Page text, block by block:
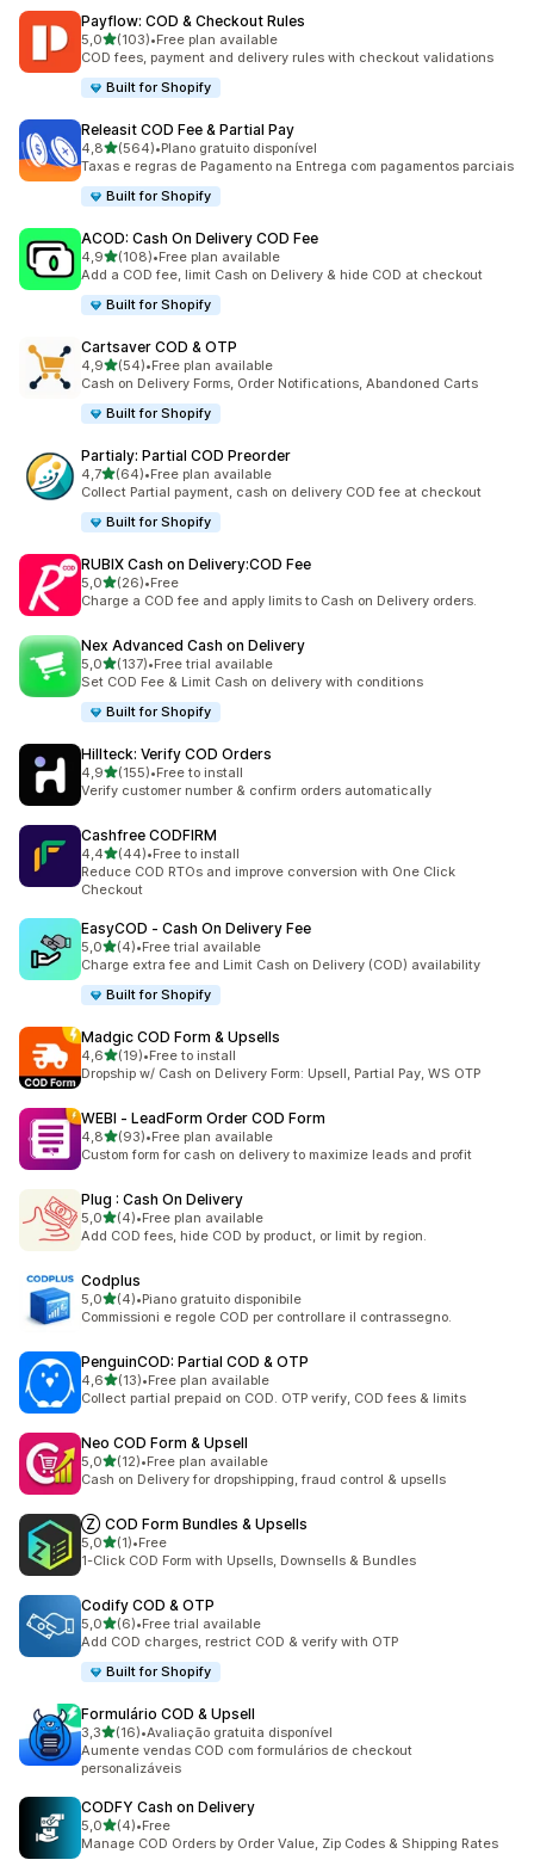
Payflow: COD & Checkout Rules
5,0de 5 estrelas
(103)
103 total de avaliações
•Free plan available
COD fees, payment and delivery rules with checkout validations
Built for Shopify
Releasit COD Fee & Partial Pay
4,8de 5 estrelas
(564)
564 total de avaliações
•Plano gratuito disponível
Taxas e regras de Pagamento na Entrega com pagamentos parciais
Built for Shopify
ACOD: Cash On Delivery COD Fee
4,9de 5 estrelas
(108)
108 total de avaliações
•Free plan available
Add a COD fee, limit Cash on Delivery & hide COD at checkout
Built for Shopify
Cartsaver COD & OTP
4,9de 5 estrelas
(54)
54 total de avaliações
•Free plan available
Cash on Delivery Forms, Order Notifications, Abandoned Carts
Built for Shopify
Partialy: Partial COD Preorder
4,7de 5 estrelas
(64)
64 total de avaliações
•Free plan available
Collect Partial payment, cash on delivery COD fee at checkout
Built for Shopify
RUBIX Cash on Delivery:COD Fee
5,0de 5 estrelas
(26)
26 total de avaliações
•Free
Charge a COD fee and apply limits to Cash on Delivery orders.
Nex Advanced Cash on Delivery
5,0de 5 estrelas
(137)
137 total de avaliações
•Free trial available
Set COD Fee & Limit Cash on delivery with conditions
Built for Shopify
Hillteck: Verify COD Orders
4,9de 5 estrelas
(155)
155 total de avaliações
•Free to install
Verify customer number & confirm orders automatically
Cashfree CODFIRM
4,4de 5 estrelas
(44)
44 total de avaliações
•Free to install
Reduce COD RTOs and improve conversion with One Click
Checkout
EasyCOD ‑ Cash On Delivery Fee
5,0de 5 estrelas
(4)
4 total de avaliações
•Free trial available
Charge extra fee and Limit Cash on Delivery (COD) availability
Built for Shopify
Madgic COD Form & Upsells
4,6de 5 estrelas
(19)
19 total de avaliações
•Free to install
Dropship w/ Cash on Delivery Form: Upsell, Partial Pay, WS OTP
WEBI ‑ LeadForm Order COD Form
4,8de 5 estrelas
(93)
93 total de avaliações
•Free plan available
Custom form for cash on delivery to maximize leads and profit
Plug : Cash On Delivery
5,0de 5 estrelas
(4)
4 total de avaliações
•Free plan available
Add COD fees, hide COD by product, or limit by region.
Codplus
5,0de 5 estrelas
(4)
4 total de avaliações
•Piano gratuito disponibile
Commissioni e regole COD per controllare il contrassegno.
PenguinCOD: Partial COD & OTP
4,6de 5 estrelas
(13)
13 total de avaliações
•Free plan available
Collect partial prepaid on COD. OTP verify, COD fees & limits
Neo COD Form & Upsell
5,0de 5 estrelas
(12)
12 total de avaliações
•Free plan available
Cash on Delivery for dropshipping, fraud control & upsells
Ⓩ COD Form Bundles & Upsells
5,0de 5 estrelas
(1)
1 total de avaliações
•Free
1-Click COD Form with Upsells, Downsells & Bundles
Codify COD & OTP
5,0de 5 estrelas
(6)
6 total de avaliações
•Free trial available
Add COD charges, restrict COD & verify with OTP
Built for Shopify
Formulário COD & Upsell
3,3de 5 estrelas
(16)
16 total de avaliações
•Avaliação gratuita disponível
Aumente vendas COD com formulários de checkout
personalizáveis
CODFY Cash on Delivery
5,0de 5 estrelas
(4)
4 total de avaliações
•Free
Manage COD Orders by Order Value, Zip Codes & Shipping Rates